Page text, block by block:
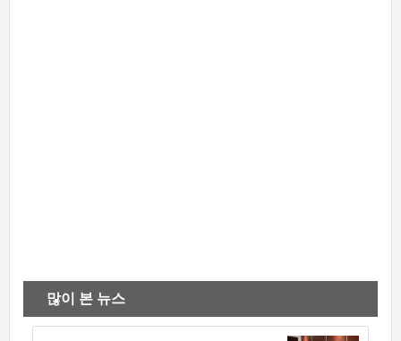
많이 본 뉴스